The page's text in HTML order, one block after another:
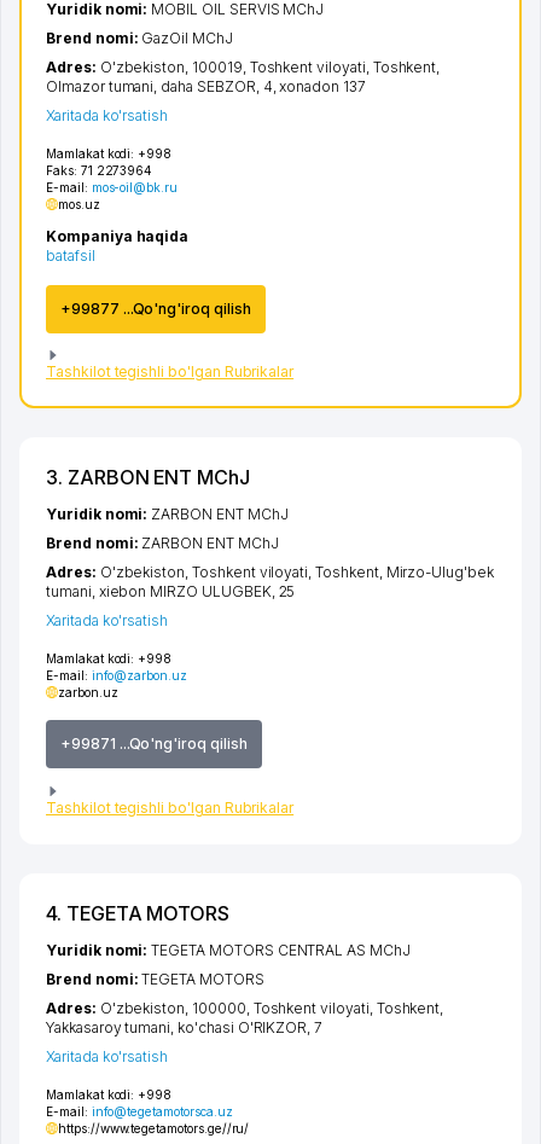
Mamlakat kodi: +998
Faks: 71 2273964
E-mail: mos-oil@bk.ru
mos.uz
Kompaniya haqida
batafsil
+99877 ...Qo'ng'iroq qilish
Tashkilot tegishli bo'lgan Rubrikalar
Yuridik nomi: MOBIL OIL SERVIS MChJ
Brend nomi: GazOil MChJ
Adres: O'zbekiston, 100019, Toshkent viloyati, Toshkent,
Olmazor tumani, daha SEBZOR, 4, xonadon 137
Xaritada ko'rsatish
3. ZARBON ENT MChJ
Mamlakat kodi: +998
E-mail: info@zarbon.uz
zarbon.uz
+99871 ...Qo'ng'iroq qilish
Tashkilot tegishli bo'lgan Rubrikalar
Yuridik nomi: ZARBON ENT MChJ
Brend nomi: ZARBON ENT MChJ
Adres: O'zbekiston,Toshkent viloyati,Toshkent, Mirzo-Ulug'bek
tumani, xiеbon MIRZO ULUGBEK, 25
Xaritada ko'rsatish
4. TEGETA MOTORS
Mamlakat kodi: +998
E-mail: info@tegetamotorsca.uz
https://www.tegetamotors.ge//ru/
Yuridik nomi:TEGETA MOTORS CENTRAL AS MChJ
Brend nomi:TEGETA MOTORS
Adres: O'zbekiston, 100000, Toshkent viloyati Toshkent
Yakkasaroy tumani ko'chasi O'RIKZOR , 7
Xaritada ko'rsatish